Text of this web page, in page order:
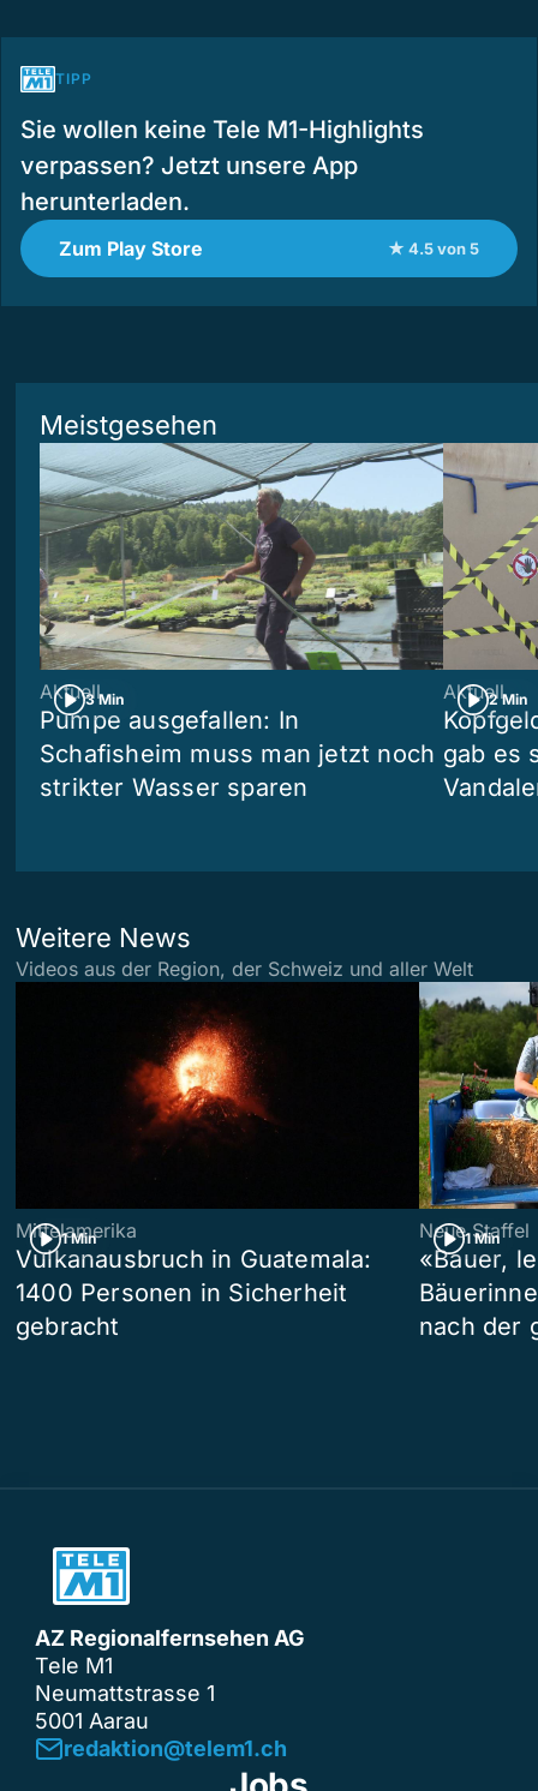
TIPP
Sie wollen keine Tele M1-Highlights
verpassen? Jetzt unsere App
herunterladen.
Zum Play Store ★ 4.5 von 5
Meistgesehen
3 Min
Aktuell
Pumpe ausgefallen: In
Schafisheim muss man jetzt noch
strikter Wasser sparen
2 Min
Aktuell
gab es
Weitere News
Videos aus der Region, der Schweiz und aller Welt
1 Min
Mittelamerika
Vulkanausbruch in Guatemala:
1400 Personen in Sicherheit
gebracht
1 Min
Neue Staffel
«Bauer,
nach der
AZ Regionalfernsehen AG
Tele M1
Neumattstrasse 1
5001 Aarau
redaktion@telem1.ch